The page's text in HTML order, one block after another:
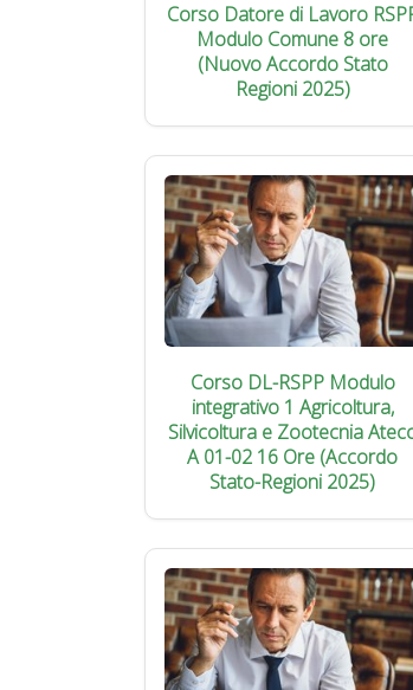
Corso Datore di Lavoro
Modulo Comune 8 ore
(Nuovo Accordo Stato
Regioni 2025)
Corso DL-RSPP Modulo
integrativo 1 Agricoltura,
Silvicoltura e Zootecnia
A 01-02 16 Ore (Accordo
Stato-Regioni 2025)